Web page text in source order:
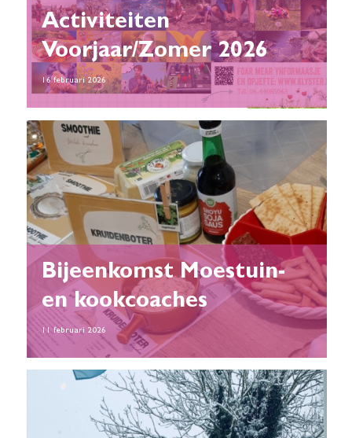
Activiteiten
Voorjaar/Zomer 2026
16 februari 2026
Bijeenkomst Moestuin-
en kookcoaches
11 februari 2026